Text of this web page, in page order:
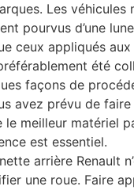
Les véhicules
pourvus d’une
ceux appliqués
été
façons de
avez prévu de
le meilleur matériel
est essentiel.
arrière Renault
une roue. Faire